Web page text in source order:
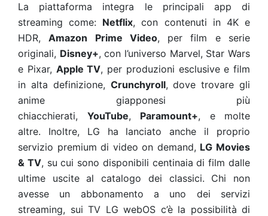
La piattaforma integra le principali app di
streaming come: Netflix, con contenuti in 4K e
HDR,Amazon Prime Video, per film e serie
originali, Disney+, con l’universo Marvel, Star Wars
e Pixar, Apple TV, per produzioni esclusive e film
in alta definizione, Crunchyroll, dove trovare gli
anime giapponesi più
chiacchierati, YouTube, Paramount+, e molte
altre. Inoltre, LG ha lanciato anche il proprio
servizio premium di video on demand, LG Movies
& TV, su cui sono disponibili centinaia di film dalle
ultime uscite al catalogo dei classici. Chi non
avesse un abbonamento a uno dei servizi
streaming, sui TV LG webOS c’è la possibilità di